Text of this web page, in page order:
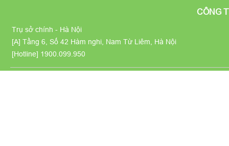
CÔNG
Trụ sở chính - Hà Nội
[A] Tầng 6, Số 42 Hàm nghi, Nam Từ Liêm, Hà Nội
[Hotline] 1900.099.950